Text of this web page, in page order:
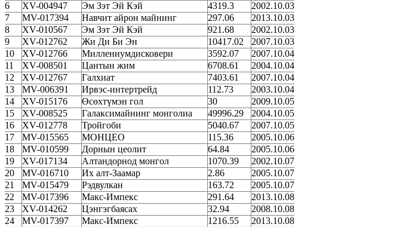
6
XV-004947 Эм Зэт Эй Кэй 4319.3
2002.10.03
7
MV-017394 Навчит айрон майнинг 297.06
2013.10.03
8
XV-010567 Эм Зэт Эй Кэй 921.68
2002.10.03
9
XV-012762 Жи Ди Би Эн 10417.02
2007.10.03
10
XV-012766 Миллениумдисковери 3592.07
2007.10.04
11
XV-008501 Цантын жим 6708.61
2004.10.04
12
XV-012767 Галхиат 7403.61
2007.10.04
13
MV-006391 Ирвэс-интертрейд 112.73
2003.10.04
14
XV-015176 Өсөхтүмэн гол 30
2009.10.05
15
XV-008525 Галаксимайнинг монголиа 49996.29
2004.10.05
16
XV-012778 Тройгоби 5040.67
2007.10.05
17
MV-015565 МОНЦЕО 115.36
2005.10.06
18
MV-010599 Дорнын цеолит 64.84
2005.10.06
19
XV-017134 Алтандорнод монгол 1070.39
2002.10.07
20
MV-016710 Их алт-Заамар 2.86
2005.10.07
21
MV-015479 Рэдвулкан 163.72
2005.10.07
22
MV-017396 Макс-Импекс 291.64
2013.10.08
23
XV-014262 Цэнгэгбаясах 32.94
2008.10.08
24
MV-017397 Макс-Импекс 1216.55
2013.10.08